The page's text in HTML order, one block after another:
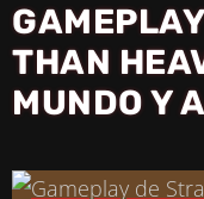
THAN
MUNDO Y